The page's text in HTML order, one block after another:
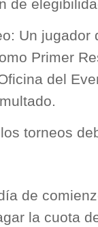
de
Un jugador
Primer
del
torneos
de
la cuota